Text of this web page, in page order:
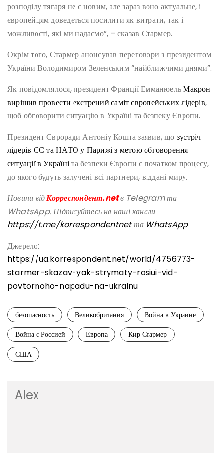
розподілу тягаря не є новим, але зараз воно актуальне, і
європейцям доведеться посилити як витрати, так і
можливості, які ми надаємо”, – сказав Стармер.
Окрім того, Стармер анонсував переговори з президентом
України Володимиром Зеленським “найближчими днями”.
Як повідомлялося, президент Франції ЕмманюельМакрон
вирішив провести екстрений саміт європейських лідерів,
щоб обговорити ситуацію в Україні та безпеку Європи.
Президент Євроради Антоніу Кошта заявив, що зустріч
лідерів ЄС та НАТО у Парижі з метою обговорення
ситуації в Україніта безпеки Європи є початком процесу,
до якого будуть залучені всі партнери, віддані миру.
Новини відКорреспондент.netв Telegram та
WhatsApp. Підписуйтесь на наші канали
https://t.me/korrespondentnetта WhatsApp
Джерело:
https://ua.korrespondent.net/world/4756773-
starmer-skazav-yak-strymaty-rosiui-vid-
povtornoho-napadu-na-ukrainu
безопасность Великобритания
Война в Украине
Война с Россией
Европа
Кир Стармер
США
Alex